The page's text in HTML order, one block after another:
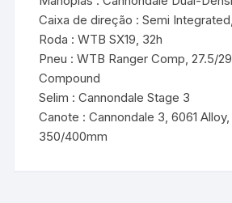
Caixa de direção : Semi Integrated,
Roda : WTB SX19, 32h
Pneu : WTB Ranger Comp, 27.5/
Compound
Selim : Cannondale Stage 3
Canote : Cannondale 3, 6061
350/400mm